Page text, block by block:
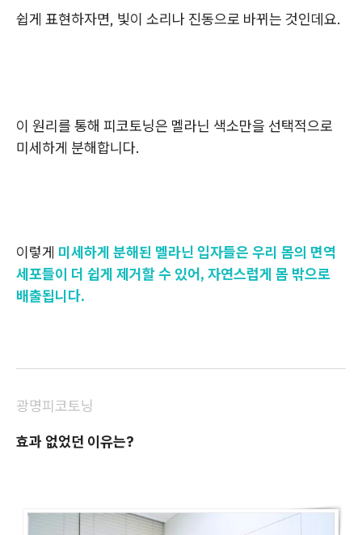
쉽게 표현하자면, 빛이 소리나 진동으로 바뀌는 것인데요.
이 원리를 통해 피코토닝은 멜라닌 색소만을 선택적으로
미세하게 분해합니다.
이렇게 미세하게 분해된 멜라닌 입자들은 우리 몸의 면역
세포들이 더 쉽게 제거할 수 있어, 자연스럽게 몸 밖으로
배출됩니다.
광명피코토닝
효과 없었던 이유는?